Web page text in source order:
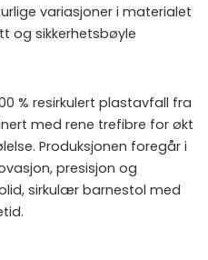
variasjoner i materialet
og sikkerhetsbøyle
% resirkulert plastavfall fra
med rene trefibre for økt
Produksjonen foregår i
presisjon og
sirkulær barnestol med